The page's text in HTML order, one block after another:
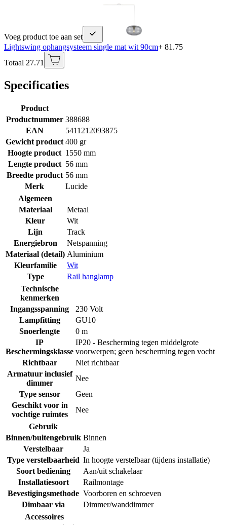
Voeg product toe aan set
Lightswing ophangsysteem single mat wit 90cm+ 81.75
Totaal 27.71
Specificaties
Product
Productnummer 388688
EAN
5411212093875
Gewicht product 400 gr
Hoogte product 1550 mm
Lengte product 56 mm
Breedte product 56 mm
Merk
Lucide
Algemeen
Materiaal
Metaal
Kleur
Wit
Lijn
Track
Energiebron
Netspanning
Materiaal (detail) Aluminium
Kleurfamilie
Wit
Type
Rail hanglamp
Technische
kenmerken
Ingangsspanning
230 Volt
Lampfitting
GU10
Snoerlengte
0 m
IP
Beschermingsklasse
IP20 - Bescherming tegen middelgrote
voorwerpen; geen bescherming tegen vocht
Richtbaar
Niet richtbaar
Armatuur inclusief
dimmer
Nee
Type sensor
Geen
Geschikt voor in
vochtige ruimtes
Nee
Gebruik
Binnen/buitengebruik Binnen
Verstelbaar
Ja
Type verstelbaarheid In hoogte verstelbaar (tijdens installatie)
Soort bediening
Aan/uit schakelaar
Installatiesoort
Railmontage
Bevestigingsmethode Voorboren en schroeven
Dimbaar via
Dimmer/wanddimmer
Accessoires